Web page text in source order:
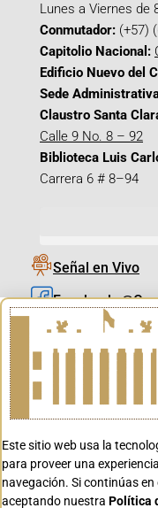
Lunes a Viernes de
Conmutador: (+57)
Capitolio Nacional:
Edificio Nuevo del
Sede
Claustro Santa
Calle 9 No. 8 – 92
Biblioteca Luis
Carrera 6 # 8–94
Señal en Vivo
Este sitio web usa la
para proveer una
navegación. Si continúas
aceptando nuestra Política